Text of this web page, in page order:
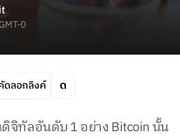
0
ดลอกลิงค์
จิทัลอันดับ 1 อย่าง Bitcoin นั้น